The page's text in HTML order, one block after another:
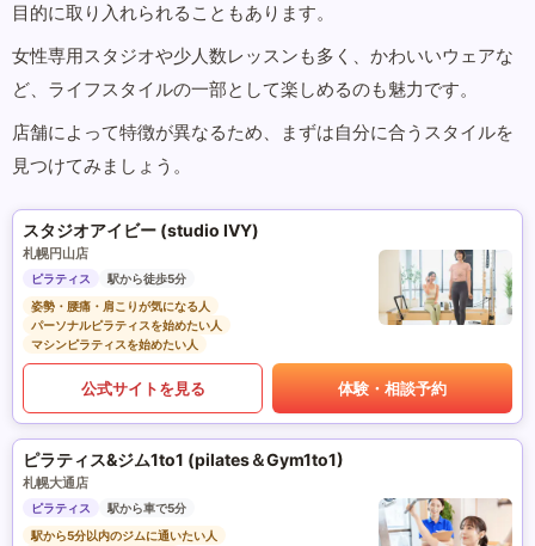
目的に取り入れられることもあります。
女性専用スタジオや少人数レッスンも多く、かわいいウェアな
ど、ライフスタイルの一部として楽しめるのも魅力です。
店舗によって特徴が異なるため、まずは自分に合うスタイルを
見つけてみましょう。
スタジオアイビー (studio IVY)
札幌円山店
ピラティス
駅から徒歩5分
姿勢・腰痛・肩こりが気になる人
パーソナルピラティスを始めたい人
マシンピラティスを始めたい人
公式サイトを見る 体験・相談予約
ピラティス&ジム1to1 (pilates＆Gym1to1)
札幌大通店
ピラティス
駅から車で5分
駅から5分以内のジムに通いたい人